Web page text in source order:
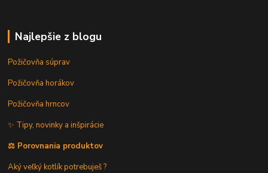
Najlepšie z blogu
Požičovňa súprav
Požičovňa horákov
Požičovňa hrncov
✨ Tipy, novinky a inšpirácie
⚖️ Porovnania produktov
Aký veľký kotlík potrebuješ ?